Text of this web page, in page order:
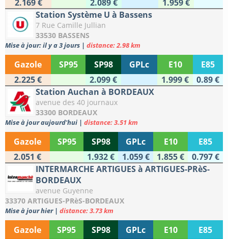
2.169 €
2.089 €
1.959 €
Station Système U à Bassens
7 Rue Camille Jullian
33530 BASSENS
Mise à jour: il y a 3 jours | distance: 2.98 km
Gazole SP95 SP98 GPLc E10
E85
2.225 €
2.099 € 1.999 €
0.89 €
Station Auchan à BORDEAUX
avenue des 40 journaux
33300 BORDEAUX
Mise à jour aujourd'hui | distance: 3.51 km
Gazole SP95 SP98 GPLc E10
E85
2.051 €
1.932 € 1.059 € 1.855 €
0.797 €
INTERMARCHE ARTIGUES à ARTIGUES-PRèS-
BORDEAUX
avenue Guyenne
33370 ARTIGUES-PRèS-BORDEAUX
Mise à jour hier | distance: 3.73 km
Gazole SP95 SP98 GPLc E10
E85